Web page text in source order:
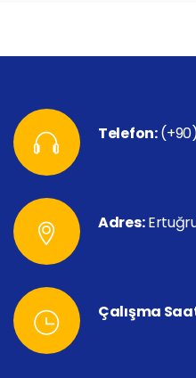
Telefon:
Adres:
Çalışma